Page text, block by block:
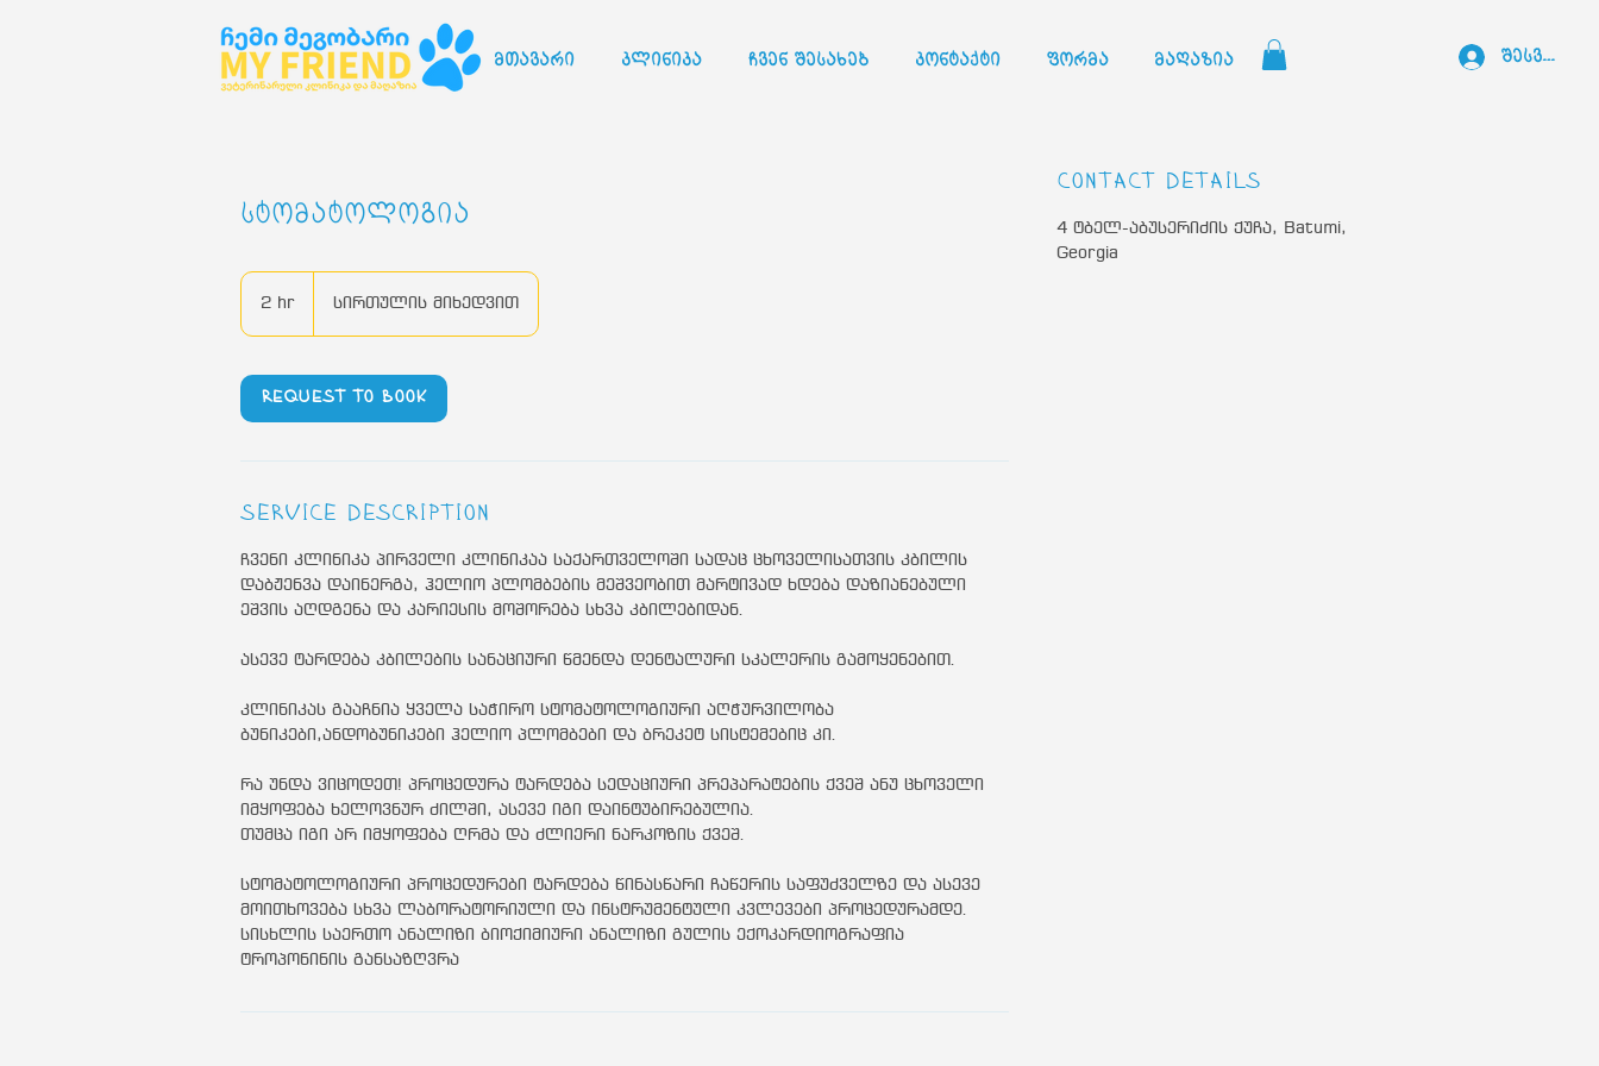
მთავარი კლინიკა ჩვენ შესახებ კონტაქტი ფორმა მაღაზია შესვლა
სტომატოლოგია
2 hr სირთულის მიხედვით
Request to book
Service Description
ჩვენი კლინიკა პირველი კლინიკაა საქართველოში სადაც ცხოველისათვის კბილის
დაბჟენვა დაინერგა, ჰელიო პლომბების მეშვეობით მარტივად ხდება დაზიანებული
ეშვის აღდგენა და კარიესის მოშორება სხვა კბილებიდან.
ასევე ტარდება კბილების სანაციური წმენდა დენტალური სკალერის გამოყენებით.
კლინიკას გააჩნია ყველა საჭირო სტომატოლოგიური აღჭურვილობა
ბუნიკები,ანდობუნიკები ჰელიო პლომბები და ბრეკეტ სისტემებიც კი.
რა უნდა ვიცოდეთ! პროცედურა ტარდება სედაციური პრეპარატების ქვეშ ანუ ცხოველი
იმყოფება ხელოვნურ ძილში, ასევე იგი დაინტუბირებულია.
თუმცა იგი არ იმყოფება ღრმა და ძლიერი ნარკოზის ქვეშ.
სტომატოლოგიური პროცედურები ტარდება წინასწარი ჩაწერის საფუძველზე და ასევე
მოითხოვება სხვა ლაბორატორიული და ინსტრუმენტული კვლევები პროცედურამდე.
სისხლის საერთო ანალიზი ბიოქიმიური ანალიზი გულის ექოკარდიოგრაფია
ტროპონინის განსაზღვრა
Contact Details
4 ტბელ-აბუსერიძის ქუჩა, Batumi,
Georgia